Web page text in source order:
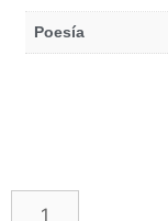
Poesía